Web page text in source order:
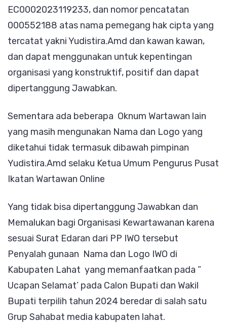
EC0002023119233, dan nomor pencatatan
000552188 atas nama pemegang hak cipta yang
tercatat yakni Yudistira.Amd dan kawan kawan,
dan dapat menggunakan untuk kepentingan
organisasi yang konstruktif, positif dan dapat
dipertanggung Jawabkan.
Sementara ada beberapa Oknum Wartawan lain
yang masih mengunakan Nama dan Logo yang
diketahui tidak termasuk dibawah pimpinan
Yudistira.Amd selaku Ketua Umum Pengurus Pusat
Ikatan Wartawan Online
Yang tidak bisa dipertanggung Jawabkan dan
Memalukan bagi Organisasi Kewartawanan karena
sesuai Surat Edaran dari PP IWO tersebut
Penyalah gunaan Nama dan Logo IWO di
Kabupaten Lahat yang memanfaatkan pada ”
Ucapan Selamat’ pada Calon Bupati dan Wakil
Bupati terpilih tahun 2024 beredar di salah satu
Grup Sahabat media kabupaten lahat.